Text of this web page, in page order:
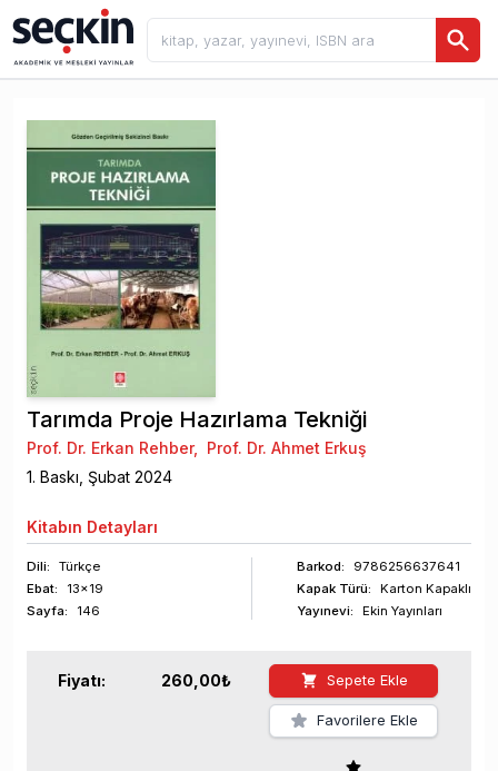
Tarımda Proje Hazırlama Tekniği
Prof. Dr. Erkan Rehber, Prof. Dr. Ahmet Erkuş
1. Baskı, Şubat 2024
Kitabın Detayları
Dili:
Türkçe
Ebat:
13x19
Sayfa: 146
Barkod:
9786256637641
Kapak Türü:
Karton Kapaklı
Yayınevi:
Ekin Yayınları
Fiyatı: 260,00₺ Sepete Ekle
Favorilere Ekle